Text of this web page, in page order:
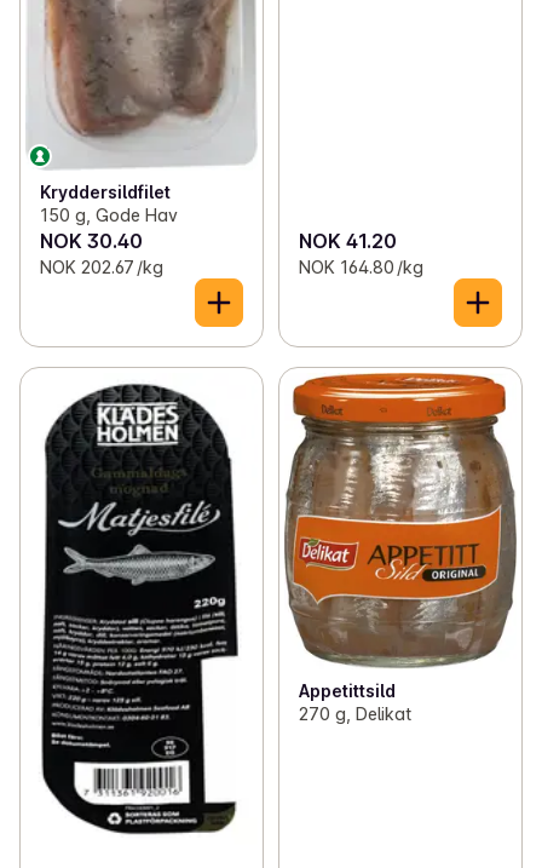
Kryddersildfilet
150 g, Gode Hav
NOK 30.40
NOK 202.67 /kg
NOK 41.20
NOK 164.80 /kg
Appetittsild
270 g, Delikat